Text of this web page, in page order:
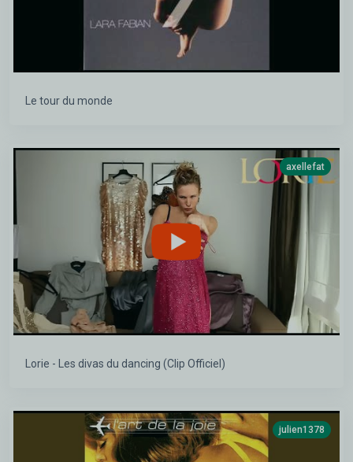
Le tour du monde
axellefat
Lorie - Les divas du dancing (Clip Officiel)
julien1378